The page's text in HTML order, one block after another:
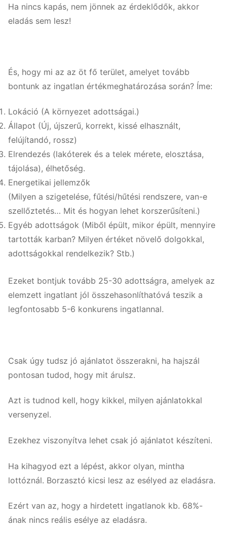
Ha nincs kapás, nem jönnek az érdeklődők, akkor
eladás sem lesz!
És, hogy mi az az öt fő terület, amelyet tovább
bontunk az ingatlan értékmeghatározása során? Íme:
Lokáció (A környezet adottságai.)
Állapot (Új, újszerű, korrekt, kissé elhasznált,
felújítandó, rossz)
Elrendezés (lakóterek és a telek mérete, elosztása,
tájolása), élhetőség.
Energetikai jellemzők
(Milyen a szigetelése, fűtési/hűtési rendszere, van-e
szellőztetés… Mit és hogyan lehet korszerűsíteni.)
Egyéb adottságok (Miből épült, mikor épült, mennyire
tartották karban? Milyen értéket növelő dolgokkal,
adottságokkal rendelkezik? Stb.)
Ezeket bontjuk tovább 25-30 adottságra, amelyek az
elemzett ingatlant jól összehasonlíthatóvá teszik a
legfontosabb 5-6 konkurens ingatlannal.
Csak úgy tudsz jó ajánlatot összerakni, ha hajszál
pontosan tudod, hogy mit árulsz.
Azt is tudnod kell, hogy kikkel, milyen ajánlatokkal
versenyzel.
Ezekhez viszonyítva lehet csak jó ajánlatot készíteni.
Ha kihagyod ezt a lépést, akkor olyan, mintha
lottóznál. Borzasztó kicsi lesz az esélyed az eladásra.
Ezért van az, hogy a hirdetett ingatlanok kb. 68%-
ának nincs reális esélye az eladásra.